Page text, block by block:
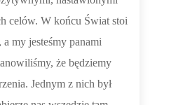
celów. W końcu Świat stoi
my jesteśmy panami
że będziemy
Jednym z nich był